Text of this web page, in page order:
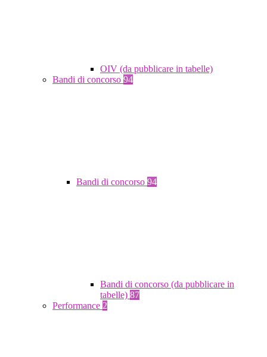
OIV (da pubblicare in tabelle)
Bandi di concorso 94
Bandi di concorso 94
Bandi di concorso (da pubblicare in
tabelle) 87
Performance 2